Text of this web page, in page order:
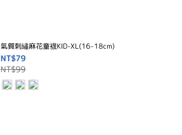
氣質刺繡麻花童襪KID-XL(16-18cm)
NT$79
NT$99